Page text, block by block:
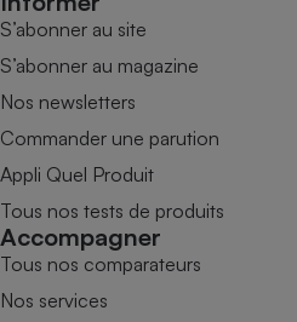
S’abonner au site
S’abonner au magazine
Nos newsletters
Commander une parution
Appli Quel Produit
Tous nos tests de produits
Accompagner
Tous nos comparateurs
Nos services